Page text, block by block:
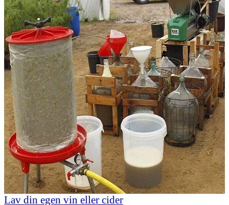
Lav din egen vin eller cider